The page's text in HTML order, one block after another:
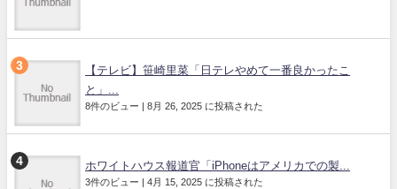
【テレビ】笹崎里菜「日テレやめて一番良かったこ
と」...
8件のビュー 8月 26, 2025 に投稿された
ホワイトハウス報道官「iPhoneはアメリカでの製...
3件のビュー 4月 15, 2025 に投稿された